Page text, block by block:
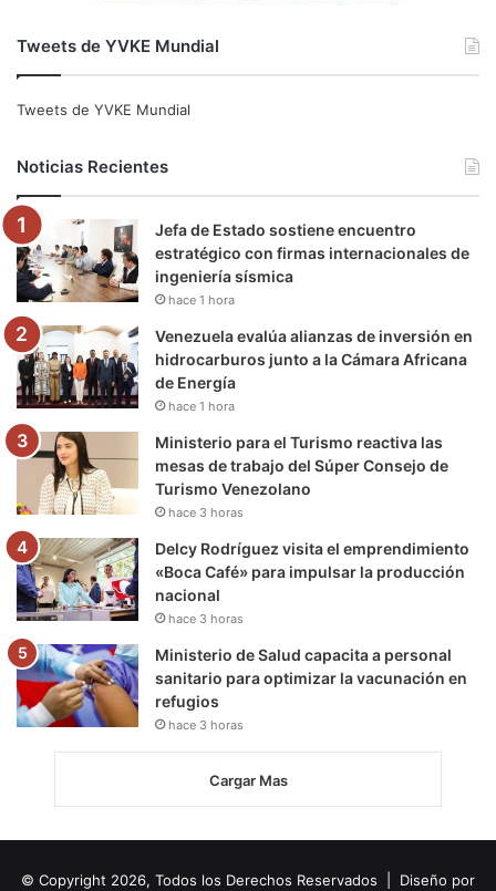
e
o
o
k
t
e
r
b
e
g
r
a
m
r
a
k
Tweets de YVKE Mundial
Tweets de YVKE Mundial
Noticias Recientes
Jefa de Estado sostiene encuentro
estratégico con firmas internacionales de
ingeniería sísmica
hace 1 hora
Venezuela evalúa alianzas de inversión en
hidrocarburos junto a la Cámara Africana
de Energía
hace 1 hora
Ministerio para el Turismo reactiva las
mesas de trabajo del Súper Consejo de
Turismo Venezolano
hace 3 horas
Delcy Rodríguez visita el emprendimiento
«Boca Café» para impulsar la producción
nacional
hace 3 horas
Ministerio de Salud capacita a personal
sanitario para optimizar la vacunación en
refugios
hace 3 horas
Cargar Mas
© Copyright 2026, Todos los Derechos Reservados | Diseño por